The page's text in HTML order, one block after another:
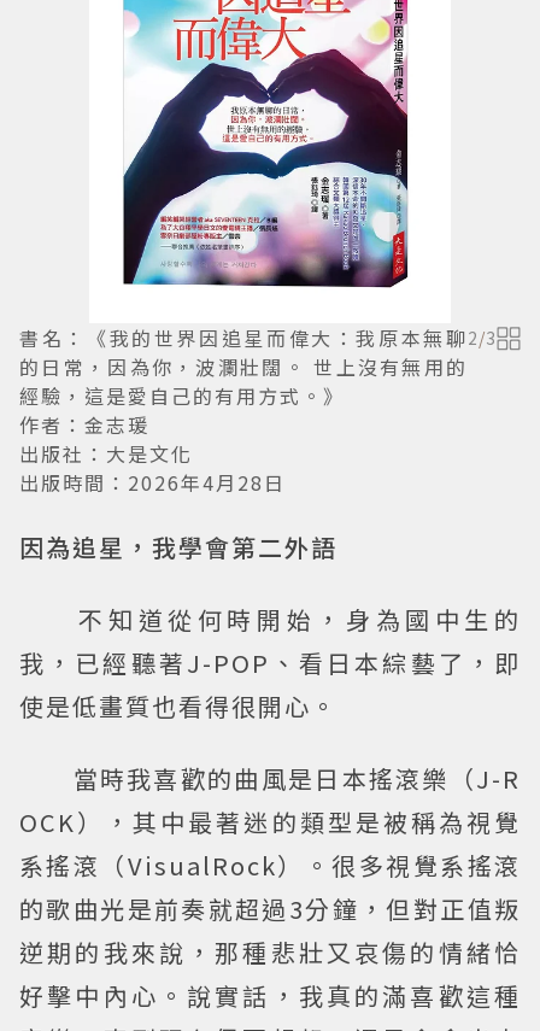
書名：《我的世界因追星而偉大：我原本無聊
的日常，因為你，波瀾壯闊。 世上沒有無用的
經驗，這是愛自己的有用方式。》
作者：金志瑗
出版社：大是文化
出版時間：2026年4月28日
2/3
因為追星，我學會第二外語
不知道從何時開始，身為國中生的
我，已經聽著J-POP、看日本綜藝了，即
使是低畫質也看得很開心。
當時我喜歡的曲風是日本搖滾樂（J-R
OCK），其中最著迷的類型是被稱為視覺
系搖滾（VisualRock）。很多視覺系搖滾
的歌曲光是前奏就超過3分鐘，但對正值叛
逆期的我來說，那種悲壯又哀傷的情緒恰
好擊中內心。說實話，我真的滿喜歡這種